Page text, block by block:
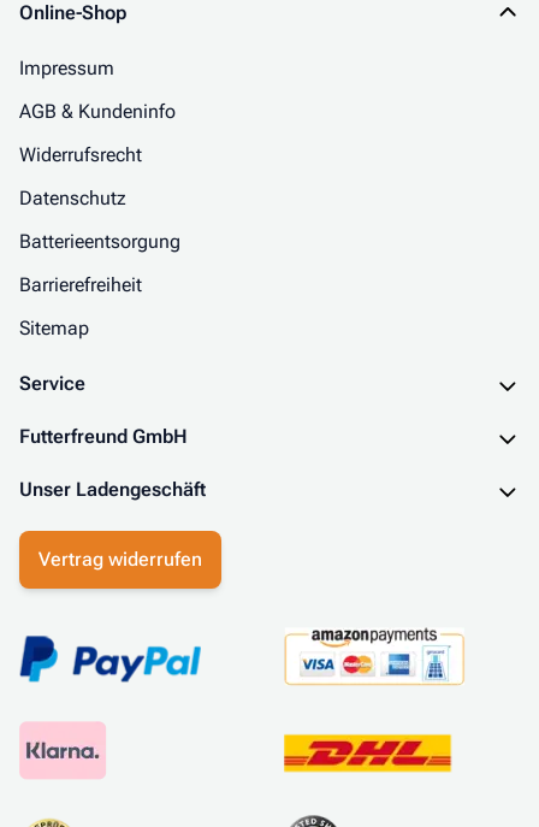
Online-Shop
Impressum
AGB & Kundeninfo
Widerrufsrecht
Datenschutz
Batterieentsorgung
Barrierefreiheit
Sitemap
Service
Futterfreund GmbH
Unser Ladengeschäft
Vertrag widerrufen